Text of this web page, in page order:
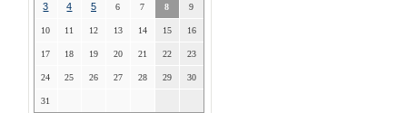
3 4 5 6 7 8 9
10 11 12 13 14 15 16
17 18 19 20 21 22 23
24 25 26 27 28 29 30
31